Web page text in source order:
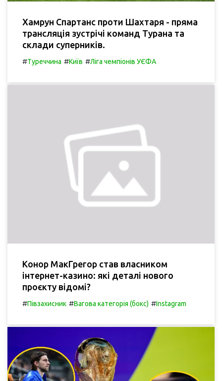
Хамрун Спартанс проти Шахтаря - пряма
трансляція зустрічі команд Турана та
склади суперників.
#Туреччина #Київ #Ліга чемпіонів УЄФА
Конор МакГрегор став власником
інтернет-казино: які деталі нового
проєкту відомі?
#Півзахисник #Вагова категорія (бокс) #Instagram